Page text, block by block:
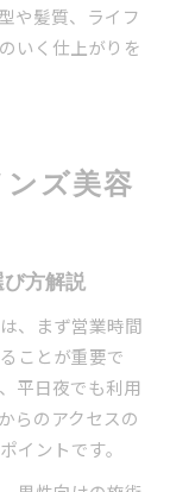
や髪質、ライフ
いく仕上がりを
ズ美容
方解説
、まず営業時間
ことが重要で
平日夜でも利用
らのアクセスの
イントです。